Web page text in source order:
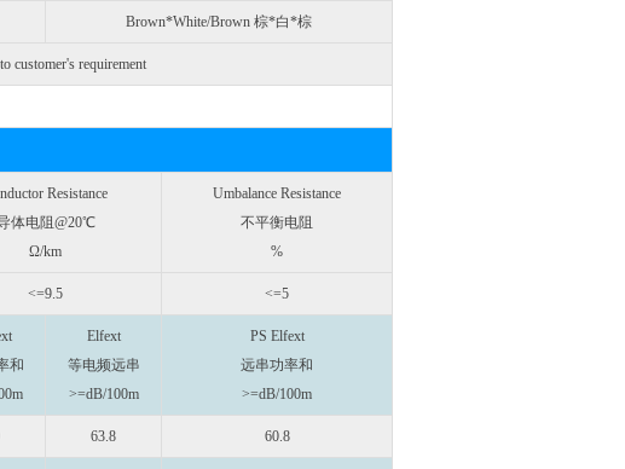
Brown*White/Brown 棕*白*棕
customer's requirement
Resistance
体电阻@20℃
Ω/km
Umbalance Resistance
不平衡电阻
%
<=9.5 <=5
和
Elfext
等电频远串
>=dB/100m
PS Elfext
远串功率和
>=dB/100m
63.8 60.8